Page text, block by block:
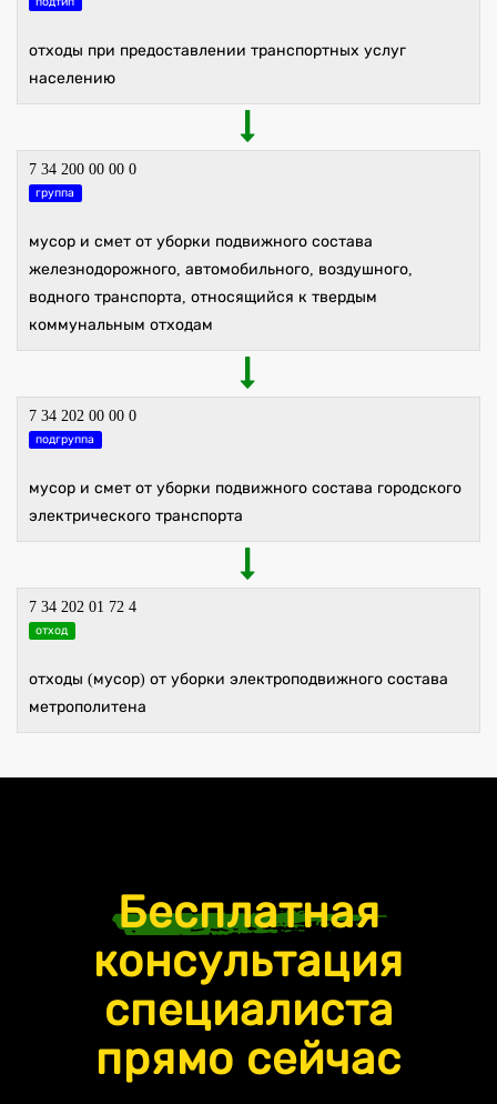
отходы при предоставлении транспортных услуг
населению
7 34 200 00 00 0
группа
мусор и смет от уборки подвижного состава
железнодорожного, автомобильного, воздушного,
водного транспорта, относящийся к твердым
коммунальным отходам
7 34 202 00 00 0
подгруппа
мусор и смет от уборки подвижного состава городского
электрического транспорта
7 34 202 01 72 4
отход
отходы (мусор) от уборки электроподвижного состава
метрополитена
Бесплатная
консультация
специалиста
прямо сейчас